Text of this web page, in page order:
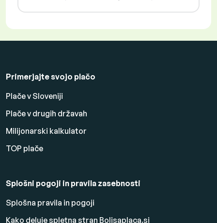
Primerjajte svojo plačo
Plače v Sloveniji
Plače v drugih državah
Milijonarski kalkulator
TOP plače
Splošni pogoji in pravila zasebnosti
Splošna pravila in pogoji
Kako deluje spletna stran Boljsaplaca.si